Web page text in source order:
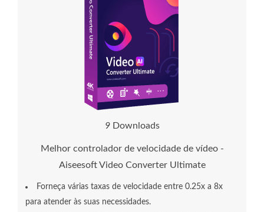
11 Downloads
Melhor controlador de velocidade de vídeo -
Aiseesoft Video Converter Ultimate
Forneça várias taxas de velocidade entre 0.25x a 8x
para atender às suas necessidades.